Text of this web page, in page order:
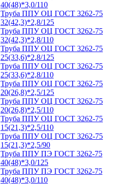
40(48)*3,0/110
Труба ППУ ОЦ ГОСТ 3262-75
32(42,3)*2,8/125
Труба ППУ ОЦ ГОСТ 3262-75
32(42,3)*2,8/110
Труба ППУ ОЦ ГОСТ 3262-75
25(33,6)*2,8/125
Труба ППУ ОЦ ГОСТ 3262-75
25(33,6)*2,8/110
Труба ППУ ОЦ ГОСТ 3262-75
20(26,8)*2,5/125
Труба ППУ ОЦ ГОСТ 3262-75
20(26,8)*2,5/110
Труба ППУ ОЦ ГОСТ 3262-75
15(21,3)*2,5/110
Труба ППУ ОЦ ГОСТ 3262-75
15(21,3)*2,5/90
Труба ППУ ПЭ ГОСТ 3262-75
40(48)*3,0/125
Труба ППУ ПЭ ГОСТ 3262-75
40(48)*3,0/110